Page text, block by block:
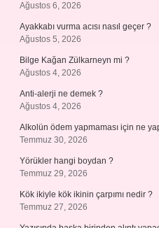
Ağustos 6, 2026
Ayakkabı vurma acısı nasıl geçer ?
Ağustos 5, 2026
Bilge Kağan Zülkarneyn mi ?
Ağustos 4, 2026
Anti-alerji ne demek ?
Ağustos 4, 2026
Alkolün ödem yapmaması için ne
Temmuz 30, 2026
Yörükler hangi boydan ?
Temmuz 29, 2026
Kök ikiyle kök ikinin çarpımı nedir ?
Temmuz 27, 2026